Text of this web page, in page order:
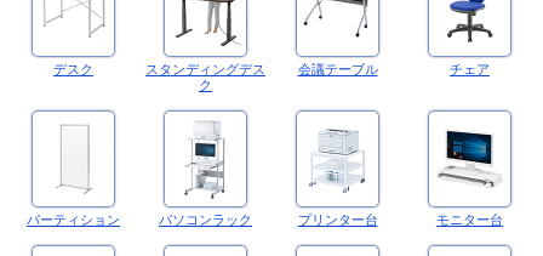
デスク
スタンディングデス
ク
会議テーブル チェア
パーティション パソコンラック プリンター台 モニター台